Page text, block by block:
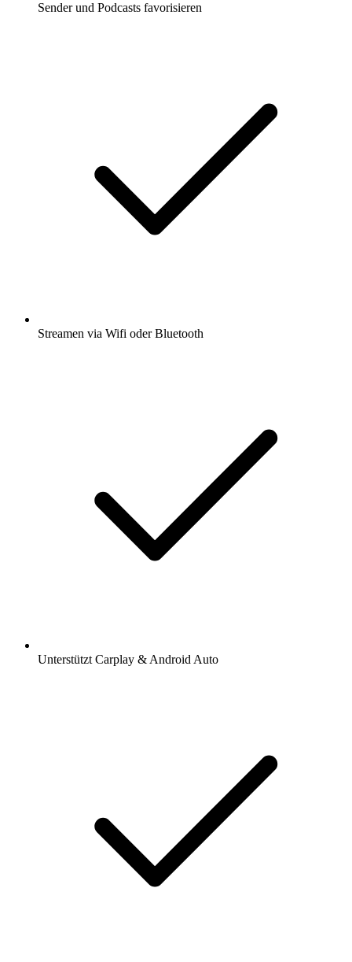
Sender und Podcasts favorisieren
Streamen via Wifi oder Bluetooth
Unterstützt Carplay & Android Auto